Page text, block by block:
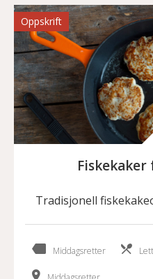
Oppskrift
Tradisjonell
Middagsretter Lett